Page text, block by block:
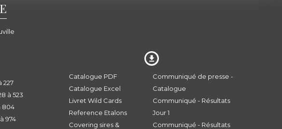
227
à 523
804
974
Catalogue PDF
Catalogue Excel
Livret Wild Cards
Reference Etalons
Covering sires &
Communiqué de presse -
Catalogue
Communiqué - Résultats
Jour 1
Communiqué - Résultats